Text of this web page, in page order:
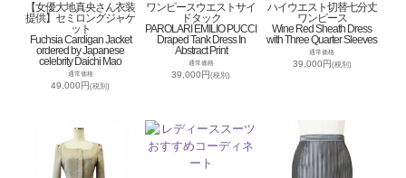
【女優大地真央さん衣装
提供】セミロングジャケ
ット
Fuchsia Cardigan Jacket
ordered by Japanese
celebrity Daichi Mao
通常価格
49,000円(税別)
ワンピースウエストサイ
ドタック
PAROLARI EMILIO PUCCI
Draped Tank Dress In
Abstract Print
通常価格
39,000円(税別)
ハイウエスト切替七分丈
ワンピース
Wine Red Sheath Dress
with Three Quarter Sleeves
通常価格
39,000円(税別)